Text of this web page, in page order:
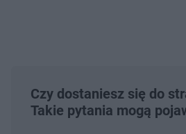
Czy dostaniesz się do
Takie pytania mogą